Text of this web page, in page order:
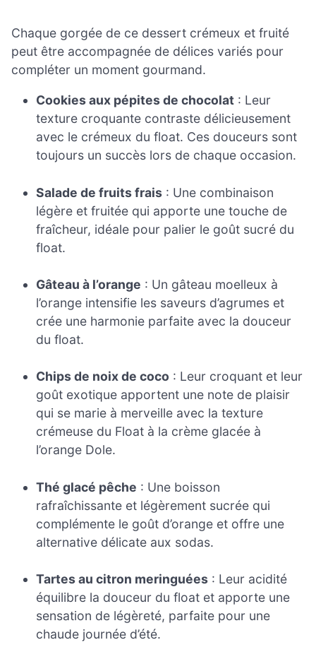
Chaque gorgée de ce dessert crémeux et fruité
peut être accompagnée de délices variés pour
compléter un moment gourmand.
Cookies aux pépites de chocolat : Leur
texture croquante contraste délicieusement
avec le crémeux du float. Ces douceurs sont
toujours un succès lors de chaque occasion.
Salade de fruits frais : Une combinaison
légère et fruitée qui apporte une touche de
fraîcheur, idéale pour palier le goût sucré du
float.
Gâteau à l’orange : Un gâteau moelleux à
l’orange intensifie les saveurs d’agrumes et
crée une harmonie parfaite avec la douceur
du float.
Chips de noix de coco : Leur croquant et leur
goût exotique apportent une note de plaisir
qui se marie à merveille avec la texture
crémeuse du Float à la crème glacée à
l’orange Dole.
Thé glacé pêche : Une boisson
rafraîchissante et légèrement sucrée qui
complémente le goût d’orange et offre une
alternative délicate aux sodas.
Tartes au citron meringuées : Leur acidité
équilibre la douceur du float et apporte une
sensation de légèreté, parfaite pour une
chaude journée d’été.